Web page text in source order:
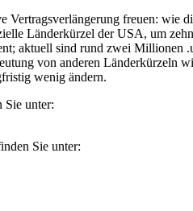
Vertragsverlängerung freuen:
Länderkürzel der USA, um
aktuell sind rund zwei Millionen
von anderen Länderkürzeln
wenig ändern.
Sie unter:
Sie unter: